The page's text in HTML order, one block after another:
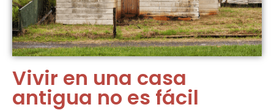
Vivir en una casa
antigua no es fácil